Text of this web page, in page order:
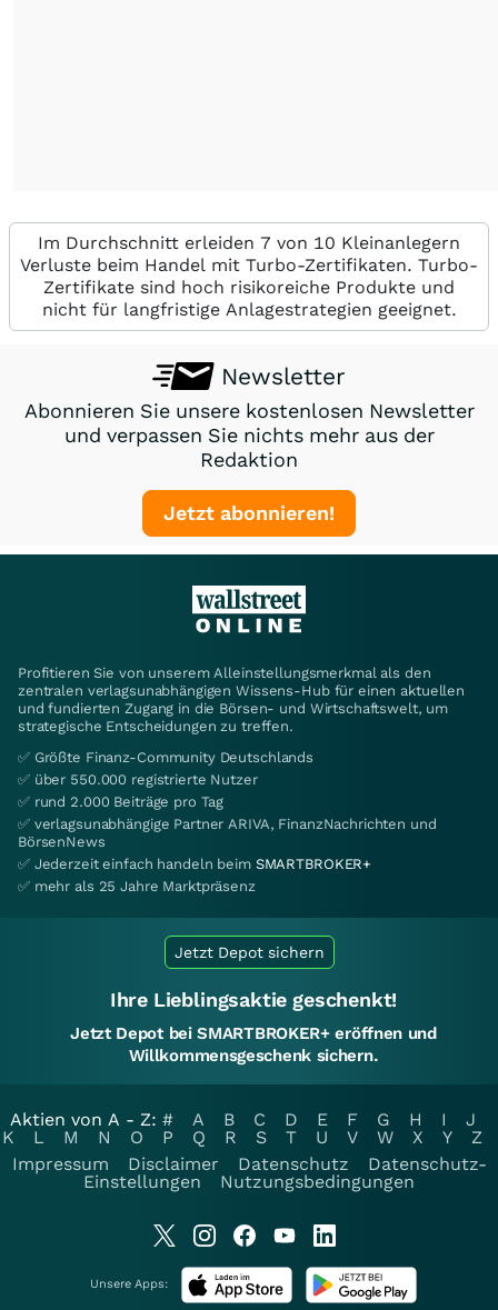
Im Durchschnitt erleiden 7 von 10 Kleinanlegern
Verluste beim Handel mit Turbo-Zertifikaten. Turbo-
Zertifikate sind hoch risikoreiche Produkte und
nicht für langfristige Anlagestrategien geeignet.
Newsletter
Abonnieren Sie unsere kostenlosen Newsletter
und verpassen Sie nichts mehr aus der
Redaktion
Jetzt abonnieren!
Profitieren Sie von unserem Alleinstellungsmerkmal als den
zentralen verlagsunabhängigen Wissens-Hub für einen aktuellen
und fundierten Zugang in die Börsen- und Wirtschaftswelt, um
strategische Entscheidungen zu treffen.
✅ Größte Finanz-Community Deutschlands
✅ über 550.000 registrierte Nutzer
✅ rund 2.000 Beiträge pro Tag
✅ verlagsunabhängige Partner ARIVA, FinanzNachrichten und
BörsenNews
✅ Jederzeit einfach handeln beim SMARTBROKER+
✅ mehr als 25 Jahre Marktpräsenz
Jetzt Depot sichern
Ihre Lieblingsaktie geschenkt!
Jetzt Depot bei SMARTBROKER+ eröffnen und
Willkommensgeschenk sichern.
Aktien von A - Z: # A B C D E F G H I
J
K
L M N O P Q R S T U V W X Y
Z
Impressum
Disclaimer Datenschutz
Datenschutz-
Einstellungen
Nutzungsbedingungen
Unsere Apps: